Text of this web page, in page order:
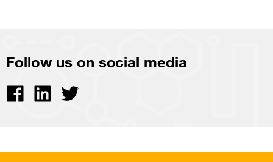
Follow us on social media
View
Facebook
View
Linkedin